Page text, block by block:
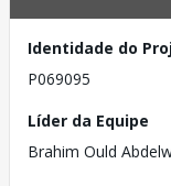
Identidade do
P069095
Líder da Equipe
Brahim Ould